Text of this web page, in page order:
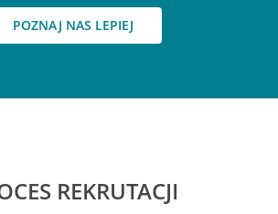
POZNAJ NAS LEPIEJ
REKRUTACJI